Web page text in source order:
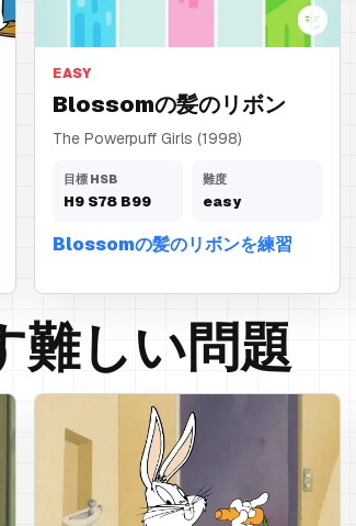
髪のリボン
EASY
Blossomの髪のリボン
The Powerpuff Girls (1998)
目標 HSB
H9 S78 B99
難度
easy
Blossomの髪のリボンを練習
難しい問題